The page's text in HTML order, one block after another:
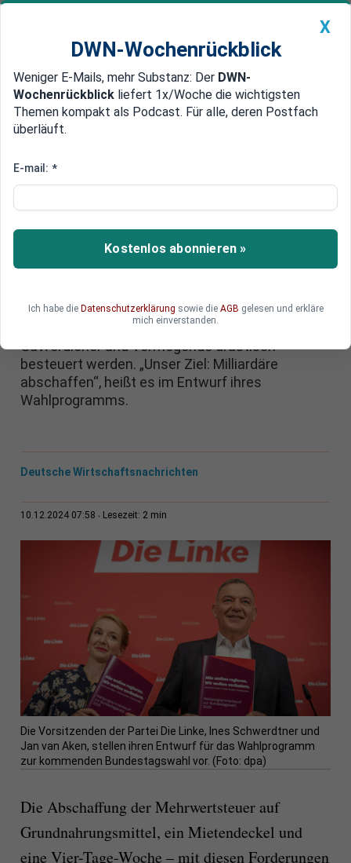
Newsticker MEIN DWN: Geldanlage Premium
Edelmetalle DWN-Magazin China
Wahlprogramm 2025: Linke
Tage-Woche
Billigere Lebensmittel, Mietendeckel, Rentenalter
65: Die Linke fordert vor der Bundestagswahl
Außerdem will sie für eine Viertagewoche mit
Lohnausgleich streiten. Zugleich sollen
Gutverdiener und Vermögende drastisch
besteuert werden. „Unser Ziel: Milliardäre
abschaffen“, heißt es im Entwurf ihres
Wahlprogramms.
Deutsche Wirtschaftsnachrichten
10.12.2024 07:58 Lesezeit: 2 min
Die Vorsitzenden der Partei Die Linke, Ines Schwerdtner und
Jan van Aken, stellen ihren Entwurf für das Wahlprogramm
zur kommenden Bundestagswahl vor. (Foto: dpa)
Die Abschaffung der Mehrwertsteuer auf
Grundnahrungsmittel, ein Mietendeckel und
eine Vier-Tage-Woche – mit diesen Forderungen
X
DWN-Wochenrückblick
Weniger E-Mails, mehr Substanz: Der DWN-
Wochenrückblick liefert 1x/Woche die wichtigsten
Themen kompakt als Podcast. Für alle, deren Postfach
überläuft.
E-mail: *
Kostenlos abonnieren »
Ich habe die Datenschutzerklärung sowie die AGB gelesen und erkläre
mich einverstanden.